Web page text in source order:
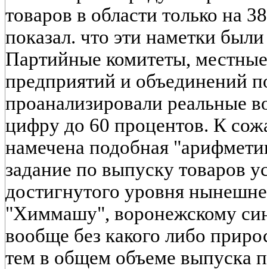
товаров в области только на
показал. что эти наметки
Партийные комитеты,
предприятий и объединений
проанализировали реальные
цифру до 60 процентов. К
намечена подобная
задание по выпуску товаров
достигнутого уровня
"Химмашу", воронежскому
вообще без какого либо
тем в общем объеме выпуска